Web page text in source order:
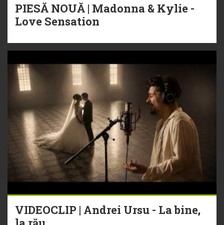
PIESĂ NOUĂ | Madonna & Kylie -
Love Sensation
VIDEOCLIP | Andrei Ursu - La bine,